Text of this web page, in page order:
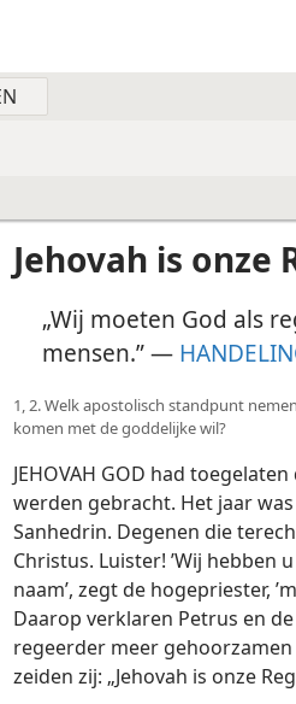
Jehovah is onze
„Wij moeten God als
mensen.” —
1, 2. Welk apostolisch standpunt
komen met de goddelijke wil?
JEHOVAH GOD had
werden gebracht. Het jaar
Sanhedrin. Degenen die
Christus. Luister! ’Wij hebben
naam’, zegt de hogepriester,
Daarop verklaren Petrus en
regeerder meer gehoorzamen
zeiden zij: „Jehovah is onze